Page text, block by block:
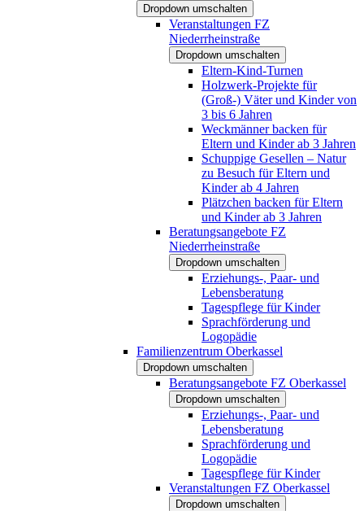
Dropdown umschalten
Veranstaltungen FZ
Niederrheinstraße
Dropdown umschalten
Eltern-Kind-Turnen
Holzwerk-Projekte für
(Groß-) Väter und Kinder von
3 bis 6 Jahren
Weckmänner backen für
Eltern und Kinder ab 3 Jahren
Schuppige Gesellen – Natur
zu Besuch für Eltern und
Kinder ab 4 Jahren
Plätzchen backen für Eltern
und Kinder ab 3 Jahren
Beratungsangebote FZ
Niederrheinstraße
Dropdown umschalten
Erziehungs-, Paar- und
Lebensberatung
Tagespflege für Kinder
Sprachförderung und
Logopädie
Familienzentrum Oberkassel
Dropdown umschalten
Beratungsangebote FZ Oberkassel
Dropdown umschalten
Erziehungs-, Paar- und
Lebensberatung
Sprachförderung und
Logopädie
Tagespflege für Kinder
Veranstaltungen FZ Oberkassel
Dropdown umschalten